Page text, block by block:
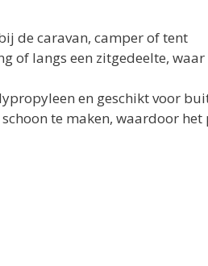
de caravan, camper of tent
of langs een zitgedeelte,
en geschikt voor
te maken, waardoor